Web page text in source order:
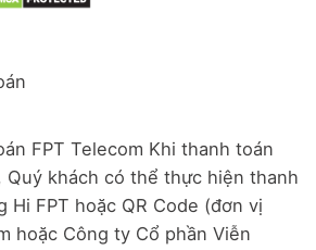
FPT Telecom Khi thanh toán
Quý khách có thể thực hiện thanh
Hi FPT hoặc QR Code (đơn vị
hoặc Công ty Cổ phần Viễn